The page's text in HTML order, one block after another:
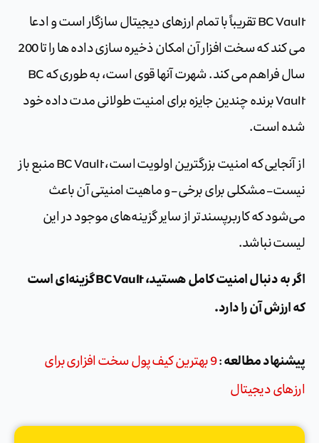
BC Vault تقریباً با تمام ارزهای دیجیتال سازگار است و ادعا
می کند که سخت افزار آن امکان ذخیره سازی داده ها را تا 200
سال فراهم می کند. شهرت آنها قوی است، به طوری که BC
Vault برنده چندین جایزه برای امنیت طولانی مدت داده خود
شده است.
از آنجایی که امنیت بزرگترین اولویت است، BC Vault منبع باز
نیست – مشکلی برای برخی – و ماهیت امنیتی آن باعث
می‌شود که کاربرپسندتر از سایر گزینه‌های موجود در این
لیست نباشد.
اگر به دنبال امنیت کامل هستید، BC Vault گزینه‌ای است
که ارزش آن را دارد.
پیشنهاد مطالعه : 9 بهترین کیف پول سخت افزاری برای
ارزهای دیجیتال